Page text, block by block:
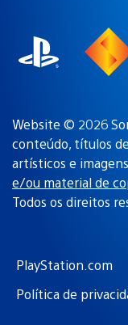
Website © 2026
conteúdo, títulos
artísticos e
e/ou material de
Todos os direitos
PlayStation.com
Política de